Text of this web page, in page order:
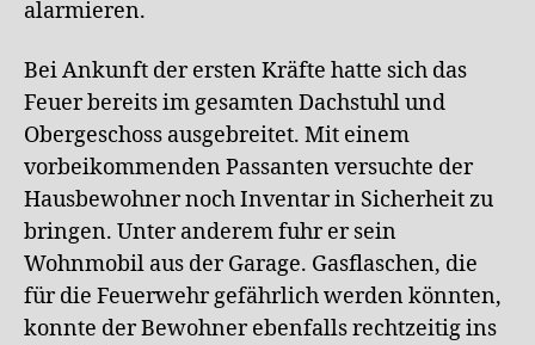
alarmieren.
Bei Ankunft der ersten Kräfte hatte sich das
Feuer bereits im gesamten Dachstuhl und
Obergeschoss ausgebreitet. Mit einem
vorbeikommenden Passanten versuchte der
Hausbewohner noch Inventar in Sicherheit zu
bringen. Unter anderem fuhr er sein
Wohnmobil aus der Garage. Gasflaschen, die
für die Feuerwehr gefährlich werden könnten,
konnte der Bewohner ebenfalls rechtzeitig ins